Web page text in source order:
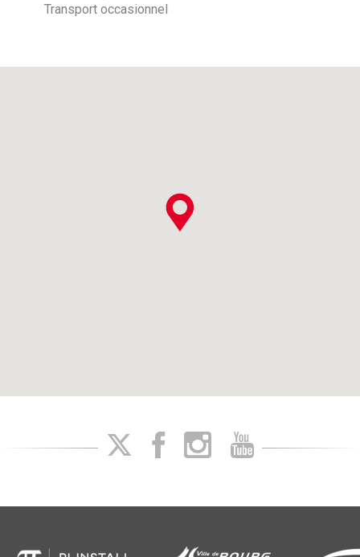
Transport occasionnel